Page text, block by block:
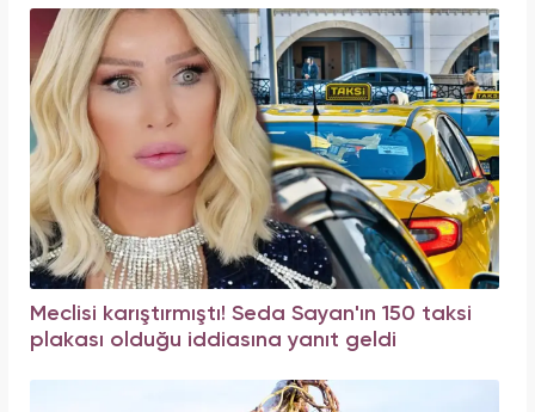
Meclisi karıştırmıştı! Seda Sayan'ın 150 taksi
plakası olduğu iddiasına yanıt geldi